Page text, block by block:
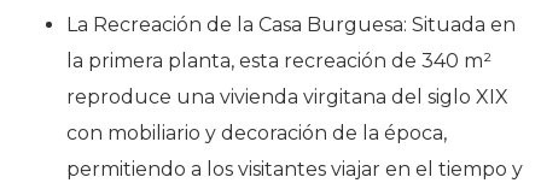
La Recreación de la Casa Burguesa: Situada en
la primera planta, esta recreación de 340 m²
reproduce una vivienda virgitana del siglo XIX
con mobiliario y decoración de la época,
permitiendo a los visitantes viajar en el tiempo y